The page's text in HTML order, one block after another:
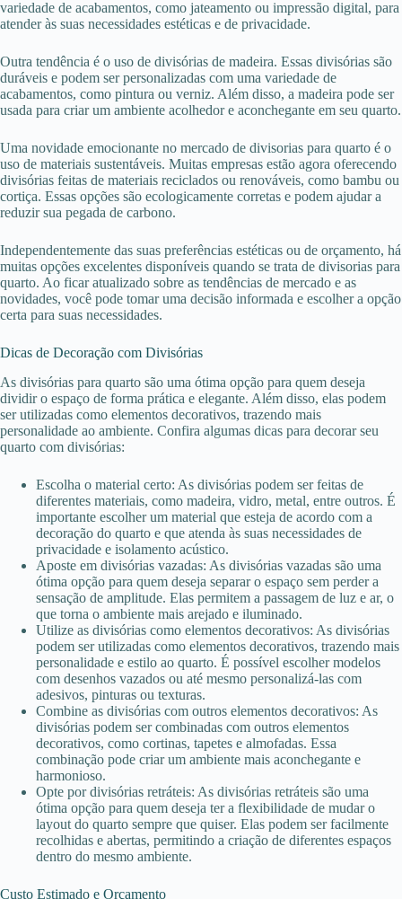
variedade de acabamentos, como jateamento ou impressão digital, para
atender às suas necessidades estéticas e de privacidade.
Outra tendência é o uso de divisórias de madeira. Essas divisórias são
duráveis e podem ser personalizadas com uma variedade de
acabamentos, como pintura ou verniz. Além disso, a madeira pode ser
usada para criar um ambiente acolhedor e aconchegante em seu quarto.
Uma novidade emocionante no mercado de divisorias para quarto é o
uso de materiais sustentáveis. Muitas empresas estão agora oferecendo
divisórias feitas de materiais reciclados ou renováveis, como bambu ou
cortiça. Essas opções são ecologicamente corretas e podem ajudar a
reduzir sua pegada de carbono.
Independentemente das suas preferências estéticas ou de orçamento, há
muitas opções excelentes disponíveis quando se trata de divisorias para
quarto. Ao ficar atualizado sobre as tendências de mercado e as
novidades, você pode tomar uma decisão informada e escolher a opção
certa para suas necessidades.
Dicas de Decoração com Divisórias
As divisórias para quarto são uma ótima opção para quem deseja
dividir o espaço de forma prática e elegante. Além disso, elas podem
ser utilizadas como elementos decorativos, trazendo mais
personalidade ao ambiente. Confira algumas dicas para decorar seu
quarto com divisórias:
Escolha o material certo: As divisórias podem ser feitas de
diferentes materiais, como madeira, vidro, metal, entre outros. É
importante escolher um material que esteja de acordo com a
decoração do quarto e que atenda às suas necessidades de
privacidade e isolamento acústico.
Aposte em divisórias vazadas: As divisórias vazadas são uma
ótima opção para quem deseja separar o espaço sem perder a
sensação de amplitude. Elas permitem a passagem de luz e ar, o
que torna o ambiente mais arejado e iluminado.
Utilize as divisórias como elementos decorativos: As divisórias
podem ser utilizadas como elementos decorativos, trazendo mais
personalidade e estilo ao quarto. É possível escolher modelos
com desenhos vazados ou até mesmo personalizá-las com
adesivos, pinturas ou texturas.
Combine as divisórias com outros elementos decorativos: As
divisórias podem ser combinadas com outros elementos
decorativos, como cortinas, tapetes e almofadas. Essa
combinação pode criar um ambiente mais aconchegante e
harmonioso.
Opte por divisórias retráteis: As divisórias retráteis são uma
ótima opção para quem deseja ter a flexibilidade de mudar o
layout do quarto sempre que quiser. Elas podem ser facilmente
recolhidas e abertas, permitindo a criação de diferentes espaços
dentro do mesmo ambiente.
Custo Estimado e Orçamento